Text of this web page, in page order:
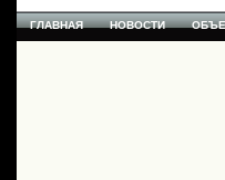
ГЛАВНАЯ НОВОСТИ